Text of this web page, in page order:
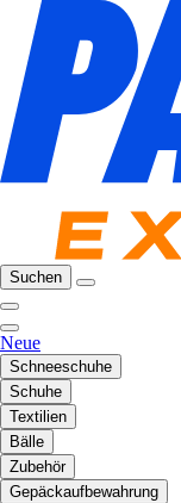
Suchen
Neue
Schneeschuhe
Schuhe
Textilien
Bälle
Zubehör
Gepäckaufbewahrung